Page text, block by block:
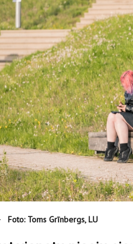
Foto: Toms Grīnbergs, LU